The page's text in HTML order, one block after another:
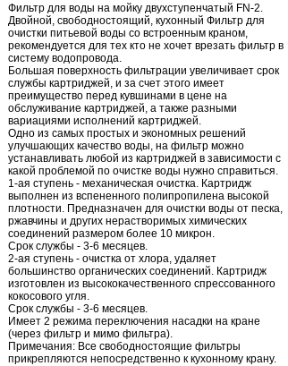
Фильтр для воды на мойку двухступенчатый FN-2.
Двойной, свободностоящий, кухонный Фильтр для
очистки питьевой воды со встроенным краном,
рекомендуется для тех кто не хочет врезать фильтр в
систему водопровода.
Большая поверхность фильтрации увеличивает срок
службы картриджей, и за счет этого имеет
преимущество перед кувшинами в цене на
обслуживание картриджей, а также разными
вариациями исполнений картриджей.
Одно из самых простых и экономных решений
улучшающих качество воды, на фильтр можно
устанавливать любой из картриджей в зависимости с
какой проблемой по очистке воды нужно справиться.
1-ая ступень - механическая очистка. Картридж
выполнен из вспененного полипропилена высокой
плотности. Предназначен для очистки воды от песка,
ржавчины и других нерастворимых химических
соединений размером более 10 микрон.
Срок службы - 3-6 месяцев.
2-ая ступень - очистка от хлора, удаляет
большинство органических соединений. Картридж
изготовлен из высококачественного спрессованного
кокосового угля.
Срок службы - 3-6 месяцев.
Имеет 2 режима переключения насадки на кране
(через фильтр и мимо фильтра).
Примечания: Все свободностоящие фильтры
прикрепляются непосредственно к кухонному крану.